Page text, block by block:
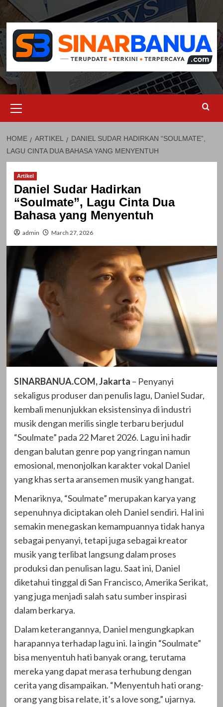
Skip
content
Menu
HOME ARTIKEL
DANIEL SUDAR HADIRKAN “SOULMATE”,
LAGU CINTA DUA BAHASA YANG MENYENTUH
Artikel
Daniel Sudar Hadirkan
“Soulmate”, Lagu Cinta Dua
Bahasa yang Menyentuh
admin March 27, 2026
SINARBANUA.COM, Jakarta – Penyanyi
sekaligus produser dan penulis lagu, Daniel Sudar,
kembali menunjukkan eksistensinya di industri
musik dengan merilis single terbaru berjudul
“Soulmate” pada 22 Maret 2026. Lagu ini hadir
dengan balutan genre pop yang ringan namun
emosional, menonjolkan karakter vokal Daniel
yang khas serta aransemen musik yang hangat.
Menariknya, “Soulmate” merupakan karya yang
sepenuhnya diciptakan oleh Daniel sendiri. Hal ini
semakin menegaskan kemampuannya tidak hanya
sebagai penyanyi, tetapi juga sebagai kreator
musik yang terlibat langsung dalam proses
produksi dan penulisan lagu. Saat ini, Daniel
diketahui tinggal di San Francisco, Amerika Serikat,
yang juga menjadi salah satu sumber inspirasi
dalam berkarya.
Dalam keterangannya, Daniel mengungkapkan
harapannya terhadap lagu ini. Ia ingin “Soulmate”
bisa menyentuh hati banyak orang, terutama
mereka yang dapat merasa terhubung dengan
cerita yang disampaikan. “Menyentuh hati orang-
orang yang bisa relate, it’s a love song,” ujarnya.